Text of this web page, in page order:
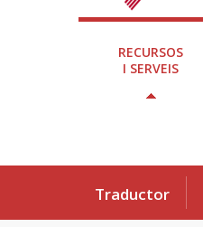
RECURSOS
I SERVEIS
Traductor